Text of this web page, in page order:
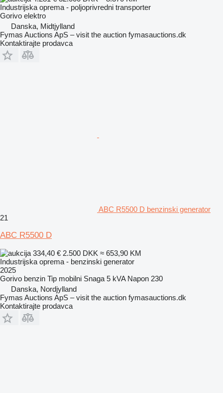
Industrijska oprema - poljoprivredni transporter
Gorivo elektro
Danska, Midtjylland
Fymas Auctions ApS – visit the auction fymasauctions.dk
Kontaktirajte prodavca
ABC R5500 D benzinski generator
21
ABC R5500 D
334,40 € 2.500 DKK ≈ 653,90 KM
Industrijska oprema - benzinski generator
2025
Gorivo benzin Tip mobilni Snaga 5 kVA Napon 230
Danska, Nordjylland
Fymas Auctions ApS – visit the auction fymasauctions.dk
Kontaktirajte prodavca